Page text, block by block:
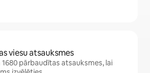
viesu atsauksmes
1680 pārbaudītas atsauksmes, lai